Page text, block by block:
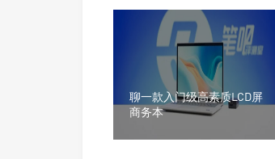
聊一款入门级高素质LCD屏
商务本